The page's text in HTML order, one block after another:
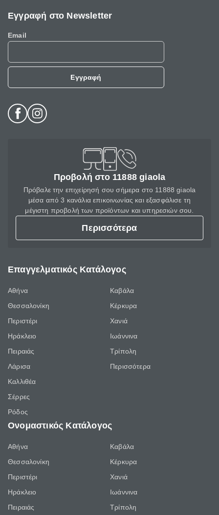
Εγγραφή στο Newsletter
Email
Εγγραφή
Προβολή στο 11888 giaola
Πρόβαλε την επιχείρησή σου σήμερα στο 11888 giaola
μέσα από 3 κανάλια επικοινωνίας και εξασφάλισε τη
μέγιστη προβολή των προϊόντων και υπηρεσιών σου.
Περισσότερα
Επαγγελματικός Κατάλογος
Αθήνα
Θεσσαλονίκη
Περιστέρι
Ηράκλειο
Πειραιάς
Λάρισα
Καλλιθέα
Σέρρες
Ρόδος
Καβάλα
Κέρκυρα
Χανιά
Ιωάννινα
Τρίπολη
Περισσότερα
Ονομαστικός Κατάλογος
Αθήνα
Θεσσαλονίκη
Περιστέρι
Ηράκλειο
Πειραιάς
Καβάλα
Κέρκυρα
Χανιά
Ιωάννινα
Τρίπολη